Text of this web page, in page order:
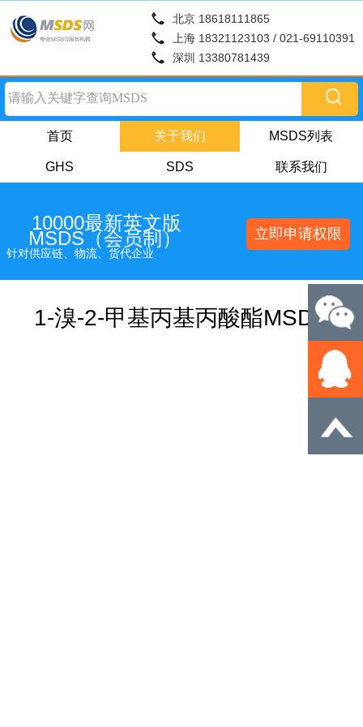
北京 18618111865
上海 18321123103 / 021-69110391
深圳 13380781439
首页 关于我们 MSDS列表
GHS SDS 联系我们
10000最新英文版
MSDS（会员制）
针对供应链、物流、货代企业
立即申请权限
1-溴-2-甲基丙基丙酸酯MSDS